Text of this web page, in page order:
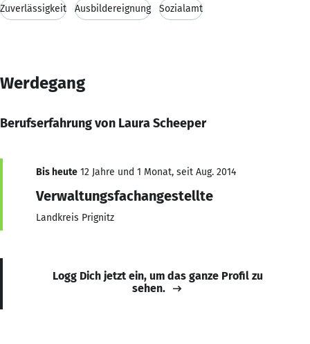
Zuverlässigkeit Ausbildereignung Sozialamt
Werdegang
Berufserfahrung von Laura Scheeper
Bis heute 12 Jahre und 1 Monat, seit Aug. 2014
Verwaltungsfachangestellte
Landkreis Prignitz
Logg Dich jetzt ein, um das ganze Profil zu
sehen.